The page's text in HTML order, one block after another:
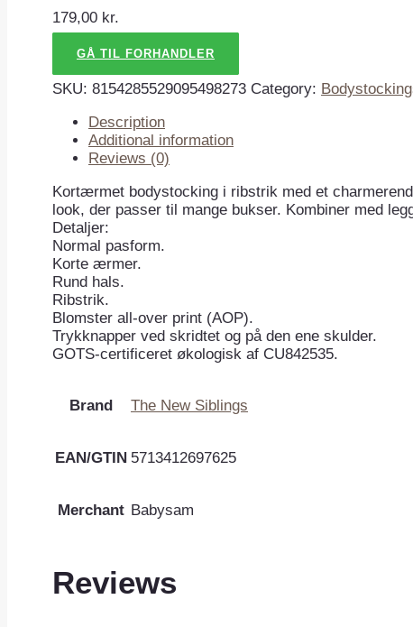
179,00 kr.
GÅ TIL FORHANDLER
SKU: 8154285529095498273 Category:
Description
Additional information
Reviews (0)
Kortærmet bodystocking i ribstrik med et
look, der passer til mange bukser. Kombiner med
Detaljer:
Normal pasform.
Korte ærmer.
Rund hals.
Ribstrik.
Blomster all-over print (AOP).
Trykknapper ved skridtet og på den ene skulder.
GOTS-certificeret økologisk af CU842535.
Brand The New Siblings
EAN/GTIN 5713412697625
Merchant Babysam
Reviews